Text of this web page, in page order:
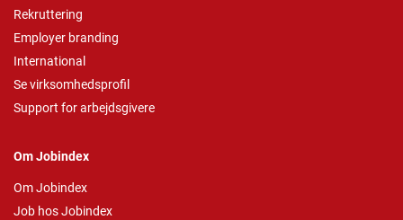
Rekruttering
Employer branding
International
Se virksomhedsprofil
Support for arbejdsgivere
Om Jobindex
Om Jobindex
Job hos Jobindex